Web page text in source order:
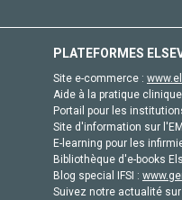
PLATEFORMES
Site e-commerce :
Aide à la pratique
Portail pour les
Site d'information sur
E-learning pour les
Bibliothèque d'e-books
Blog special IFSI :
Suivez notre actualité